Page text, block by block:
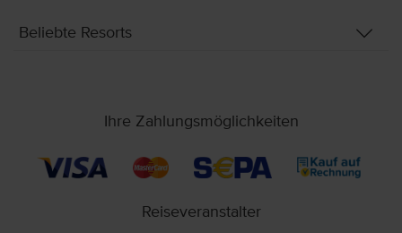
Beliebte Resorts
Ihre Zahlungsmöglichkeiten
Reiseveranstalter